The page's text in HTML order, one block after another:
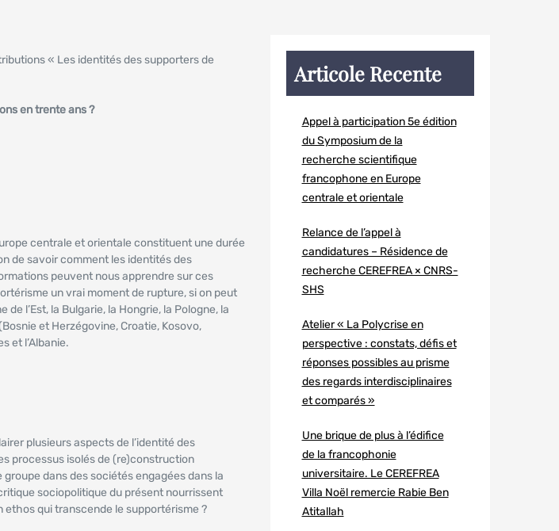
« Les identités des supporters de
en trente ans ?
centrale et orientale constituent une durée
de savoir comment les identités des
peuvent nous apprendre sur ces
un vrai moment de rupture, si on peut
l’Est, la Bulgarie, la Hongrie, la Pologne, la
et Herzégovine, Croatie, Kosovo,
et l’Albanie.
plusieurs aspects de l’identité des
processus isolés de (re)construction
dans des sociétés engagées dans la
sociopolitique du présent nourrissent
ethos qui transcende le supportérisme ?
Articole Recente
Appel à participation 5e édition
du Symposium de la
recherche scientifique
francophone en Europe
centrale et orientale
Relance de l’appel à
candidatures – Résidence de
recherche CEREFREA × CNRS-
SHS
Atelier « La Polycrise en
perspective : constats, défis et
réponses possibles au prisme
des regards interdisciplinaires
et comparés »
Une brique de plus à l’édifice
de la francophonie
universitaire. Le CEREFREA
Villa Noël remercie Rabie Ben
Atitallah